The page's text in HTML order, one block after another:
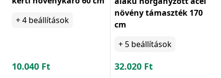
+4 beállítások
10.040 Ft
növény támaszték 170
cm
+ 5 beállítások
32.020 Ft